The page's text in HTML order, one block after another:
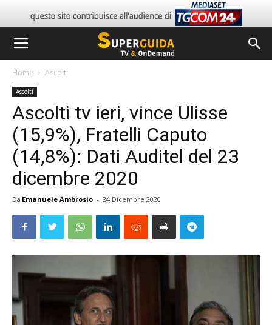
Home Ascolti
Ascolti
Ascolti tv ieri, vince Ulisse
(15,9%), Fratelli Caputo
(14,8%): Dati Auditel del 23
dicembre 2020
Da Emanuele Ambrosio - 24 Dicembre 2020